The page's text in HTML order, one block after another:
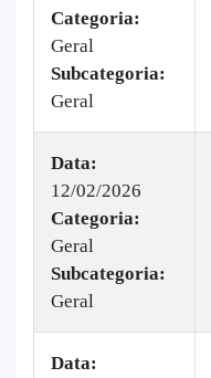
Categoria:
Geral
Subcategoria:
Geral
Data:
12/02/2026
Categoria:
Geral
Subcategoria:
Geral
Data: